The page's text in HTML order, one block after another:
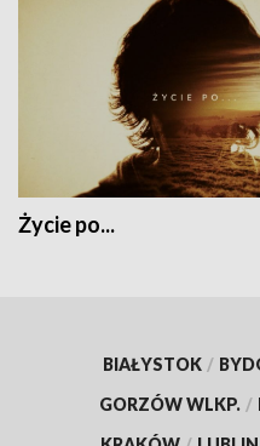
Życie po...
BIAŁYSTOK /
GORZÓW WLKP. /